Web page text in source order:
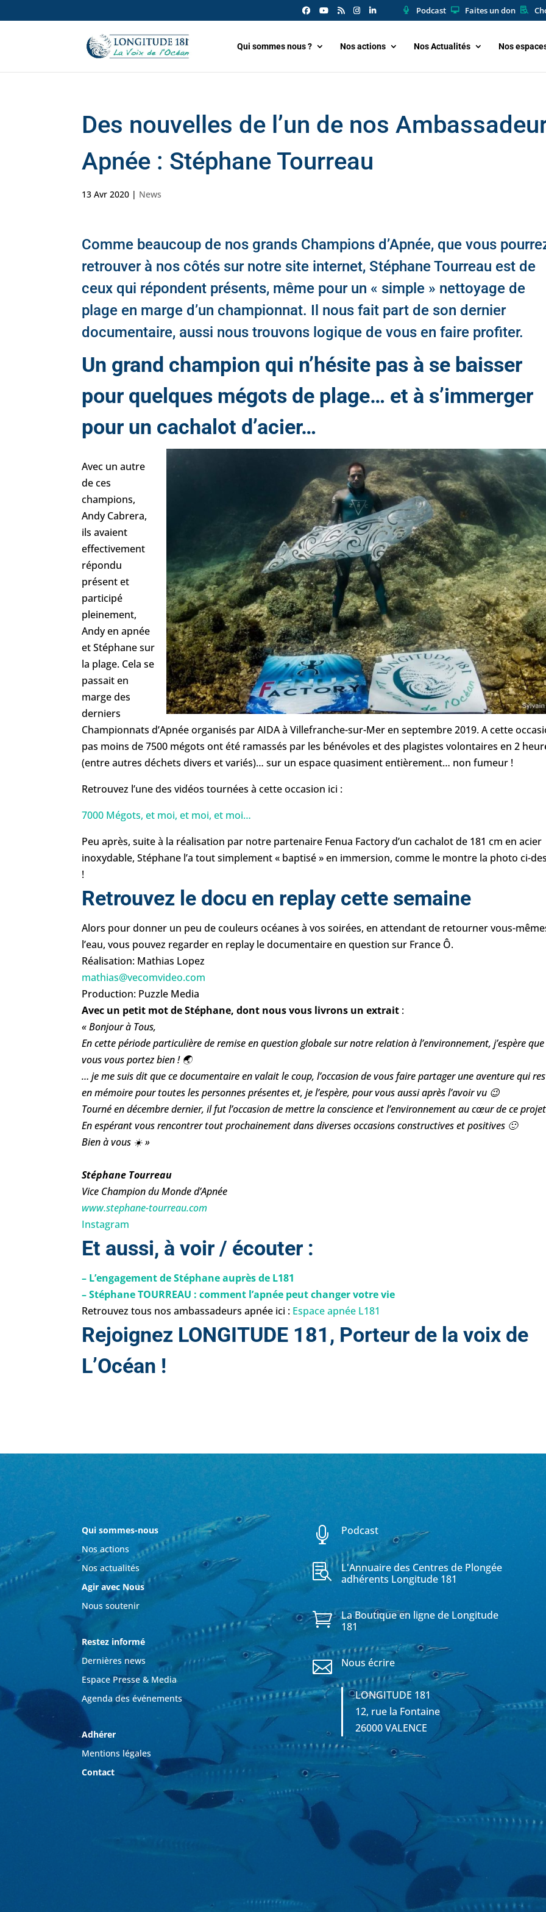
Podcast Faites un don
Qui sommes nous ? Nos actions Nos Actualités Nos
Des nouvelles de l’un de nos
Apnée : Stéphane Tourreau
13 Avr 2020 | News
Comme beaucoup de nos grands Champions d’Apnée, que vous
retrouver à nos côtés sur notre site internet, Stéphane Tourreau est de
ceux qui répondent présents, même pour un « simple » nettoyage de
plage en marge d’un championnat. Il nous fait part de son dernier
documentaire, aussi nous trouvons logique de vous en faire profiter.
Un grand champion qui n’hésite pas à se baisser
pour quelques mégots de plage… et à s’immerger
pour un cachalot d’acier…
Avec un autre
de ces
champions,
Andy Cabrera,
ils avaient
effectivement
répondu
présent et
participé
pleinement,
Andy en apnée
et Stéphane sur
la plage. Cela se
passait en
marge des
derniers
Championnats d’Apnée organisés par AIDA à Villefranche-sur-Mer en septembre 2019. A cette
pas moins de 7500 mégots ont été ramassés par les bénévoles et des plagistes volontaires en 2
(entre autres déchets divers et variés)… sur un espace quasiment entièrement… non fumeur !
Retrouvez l’une des vidéos tournées à cette occasion ici :
7000 Mégots, et moi, et moi, et moi…
Peu après, suite à la réalisation par notre partenaire Fenua Factory d’un cachalot de 181 cm en acier
inoxydable, Stéphane l’a tout simplement « baptisé » en immersion, comme le montre la photo ci-
!
Retrouvez le docu en replay cette semaine
Alors pour donner un peu de couleurs océanes à vos soirées, en attendant de retourner vous-
l’eau, vous pouvez regarder en replay le documentaire en question sur France Ô.
Réalisation: Mathias Lopez
mathias@vecomvideo.com
Production: Puzzle Media
Avec un petit mot de Stéphane, dont nous vous livrons un extrait :
« Bonjour à Tous,
En cette période particulière de remise en question globale sur notre relation à l’environnement, j’espère que
vous vous portez bien ! 🌏
… je me suis dit que ce documentaire en valait le coup, l’occasion de vous faire partager une aventure qui
en mémoire pour toutes les personnes présentes et, je l’espère, pour vous aussi après l’avoir vu 😉
Tourné en décembre dernier, il fut l’occasion de mettre la conscience et l’environnement au cœur de ce
En espérant vous rencontrer tout prochainement dans diverses occasions constructives et positives 🙂
Bien à vous ☀️ »
Stéphane Tourreau
Vice Champion du Monde d’Apnée
www.stephane-tourreau.com
Instagram
Et aussi, à voir / écouter :
– L’engagement de Stéphane auprès de L181
– Stéphane TOURREAU : comment l’apnée peut changer votre vie
Retrouvez tous nos ambassadeurs apnée ici : Espace apnée L181
Rejoignez LONGITUDE 181, Porteur de la voix de
L’Océan !
Qui sommes-nous
Nos actions
Nos actualités
Agir avec Nous
Nous soutenir
Restez informé
Dernières news
Espace Presse & Media
Agenda des événements
Adhérer
Mentions légales
Contact
 Podcast

L'Annuaire des Centres de Plongée
adhérents Longitude 181

La Boutique en ligne de Longitude
181
 Nous écrire
LONGITUDE 181
12, rue la Fontaine
26000 VALENCE